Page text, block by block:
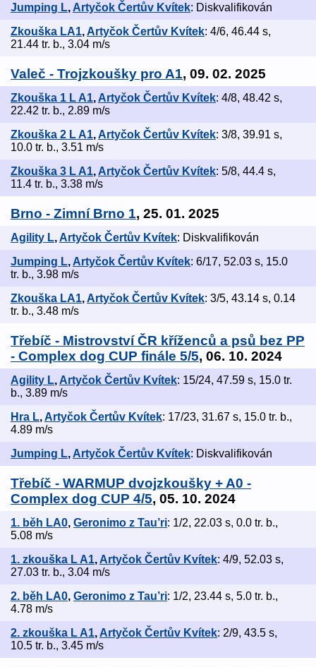
Jumping L, Artyčok Čertův Kvítek: Diskvalifikován
Zkouška LA1,Artyčok Čertův Kvítek: 4/6, 46.44 s,
21.44 tr. b., 3.04 m/s
Valeč - Trojzkoušky pro A1, 09. 02. 2025
Zkouška 1 L A1, Artyčok Čertův Kvítek: 4/8, 48.42 s,
22.42 tr. b., 2.89 m/s
Zkouška 2 L A1,Artyčok Čertův Kvítek: 3/8, 39.91 s,
10.0 tr. b., 3.51 m/s
Zkouška 3 L A1, Artyčok Čertův Kvítek: 5/8, 44.4 s,
11.4 tr. b., 3.38 m/s
Brno - Zimní Brno 1, 25. 01. 2025
Agility L,Artyčok Čertův Kvítek: Diskvalifikován
Jumping L, Artyčok Čertův Kvítek: 6/17, 52.03 s, 15.0
tr. b., 3.98 m/s
Zkouška LA1,Artyčok Čertův Kvítek: 3/5, 43.14 s, 0.14
tr. b., 3.48 m/s
Třebíč - Mistrovství ČR kříženců a psů bez PP
- Complex dog CUP finále 5/5, 06. 10. 2024
Agility L, Artyčok Čertův Kvítek: 15/24, 47.59 s, 15.0 tr.
b., 3.89 m/s
Hra L,Artyčok Čertův Kvítek: 17/23, 31.67 s, 15.0 tr. b.,
4.89 m/s
Jumping L, Artyčok Čertův Kvítek: Diskvalifikován
Třebíč - WARMUP dvojzkoušky + A0 -
Complex dog CUP 4/5, 05. 10. 2024
1. běh LA0, Geronimo z Tau’ri: 1/2, 22.03 s, 0.0 tr. b.,
5.08 m/s
1. zkouška L A1, Artyčok Čertův Kvítek: 4/9, 52.03 s,
27.03 tr. b., 3.04 m/s
2. běh LA0, Geronimo z Tau’ri: 1/2, 23.44 s, 5.0 tr. b.,
4.78 m/s
2. zkouška L A1, Artyčok Čertův Kvítek: 2/9, 43.5 s,
10.5 tr. b., 3.45 m/s